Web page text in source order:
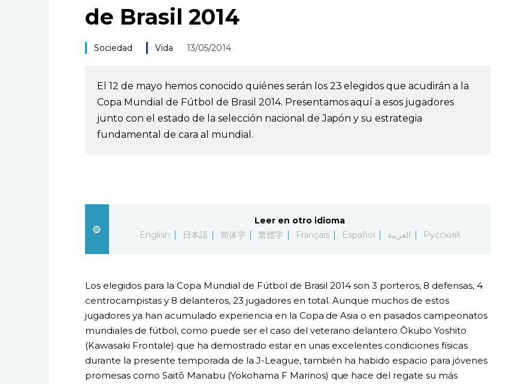
de Brasil 2014
Sociedad Vida 13/05/2014
El 12 de mayo hemos conocido quiénes serán los 23 elegidos que acudirán a la
Copa Mundial de Fútbol de Brasil 2014. Presentamos aquí a esos jugadores
junto con el estado de la selección nacional de Japón y su estrategia
fundamental de cara al mundial.
Leer en otro idioma
English
日本語 简体字 繁體字 Français Español العربية Русский
Los elegidos para la Copa Mundial de Fútbol de Brasil 2014 son 3 porteros, 8 defensas, 4
centrocampistas y 8 delanteros, 23 jugadores en total. Aunque muchos de estos
jugadores ya han acumulado experiencia en la Copa de Asia o en pasados campeonatos
mundiales de fútbol, como puede ser el caso del veterano delantero Ōkubo Yoshito
(Kawasaki Frontale) que ha demostrado estar en unas excelentes condiciones físicas
durante la presente temporada de la J-League, también ha habido espacio para jóvenes
promesas como Saitō Manabu (Yokohama F Marinos) que hace del regate su más